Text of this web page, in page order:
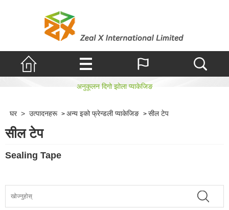
अनुकूलन दिगो झोला प्याकेजिङ
घर > उत्पादनहरू > अन्य इको फ्रेन्डली प्याकेजिङ > सील टेप
सील टेप
Sealing Tape